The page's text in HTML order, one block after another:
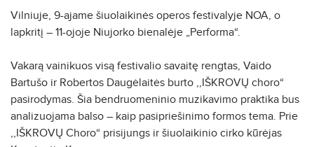
Vilniuje, 9-ajame šiuolaikinės operos festivalyje NOA, o
lapkritį – 11-ojoje Niujorko bienalėje „Performa“.
Vakarą vainikuos visą festivalio savaitę rengtas, Vaido
Bartušo ir Robertos Daugėlaitės burto ,,IŠKROVŲ choro“
pasirodymas. Šia bendruomeninio muzikavimo praktika bus
analizuojama balso – kaip pasipriešinimo formos tema. Prie
,,IŠKROVŲ Choro“ prisijungs ir šiuolaikinio cirko kūrėjas